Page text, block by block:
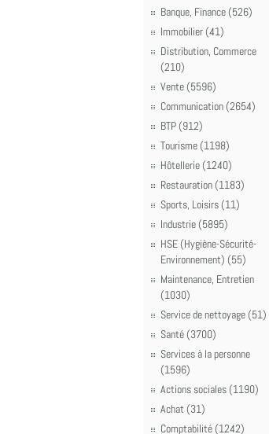
Banque, Finance (526)
Immobilier (41)
Distribution, Commerce
(210)
Vente (5596)
Communication (2654)
BTP (912)
Tourisme (1198)
Hôtellerie (1240)
Restauration (1183)
Sports, Loisirs (11)
Industrie (5895)
HSE (Hygiène-Sécurité-
Environnement) (55)
Maintenance, Entretien
(1030)
Service de nettoyage (51)
Santé (3700)
Services à la personne
(1596)
Actions sociales (1190)
Achat (31)
Comptabilité (1242)